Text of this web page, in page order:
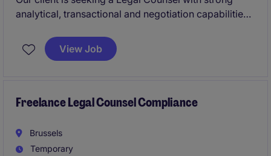
analytical, transactional and negotiation capabilities.
end‑to‑end with a high focus on precision and
ownership.
View Job
Freelance Legal Counsel Compliance
Brussels
Temporary